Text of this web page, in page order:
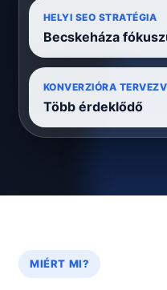
HELYI SEO STRATÉGIA
Becskeháza
KONVERZIÓRA
Több érdeklődő
MIÉRT MI?